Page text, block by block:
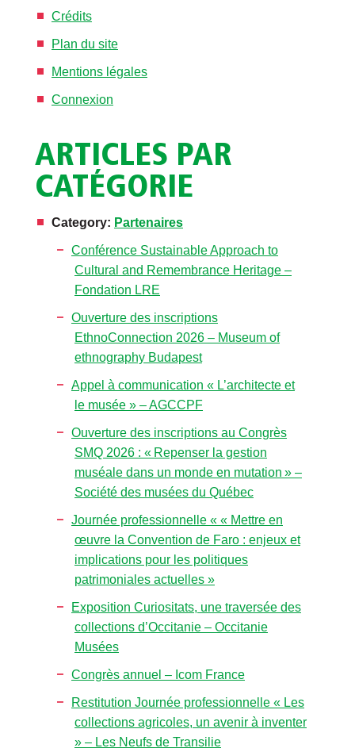
Crédits
Plan du site
Mentions légales
Connexion
ARTICLES PAR
CATÉGORIE
Category: Partenaires
Conférence Sustainable Approach to
Cultural and Remembrance Heritage –
Fondation LRE
Ouverture des inscriptions
EthnoConnection 2026 – Museum of
ethnography Budapest
Appel à communication « L’architecte et
le musée » – AGCCPF
Ouverture des inscriptions au Congrès
SMQ 2026 : « Repenser la gestion
muséale dans un monde en mutation » –
Société des musées du Québec
Journée professionnelle « « Mettre en
œuvre la Convention de Faro : enjeux et
implications pour les politiques
patrimoniales actuelles »
Exposition Curiositats, une traversée des
collections d’Occitanie – Occitanie
Musées
Congrès annuel – Icom France
Restitution Journée professionnelle « Les
collections agricoles, un avenir à inventer
» – Les Neufs de Transilie